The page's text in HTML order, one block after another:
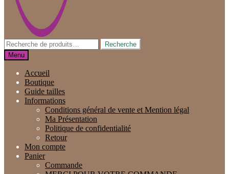
Recherche
pour :
Recherche
Menu
Accueil
Boutique
Guide tailles
Informations
Conditions général de vente et Mention légal
Ma Présentation
Politique de confidentialité
Retour
Mon compte
Panier
Commande